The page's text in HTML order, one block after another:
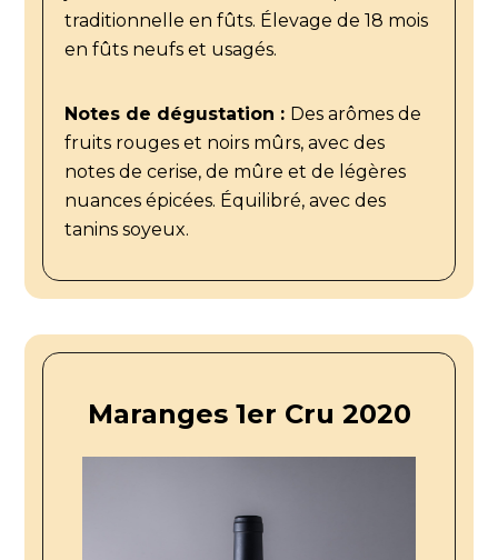
traditionnelle en fûts. Élevage de 18 mois
en fûts neufs et usagés.
Notes de dégustation : Des arômes de
fruits rouges et noirs mûrs, avec des
notes de cerise, de mûre et de légères
nuances épicées. Équilibré, avec des
tanins soyeux.
Maranges 1er Cru 2020